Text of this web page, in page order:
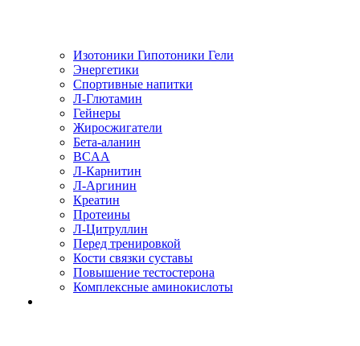
Изотоники Гипотоники Гели
Энергетики
Спортивные напитки
Л-Глютамин
Гейнеры
Жиросжигатели
Бета-аланин
BCAA
Л-Карнитин
Л-Аргинин
Креатин
Протеины
Л-Цитруллин
Перед тренировкой
Кости связки суставы
Повышение тестостерона
Комплексные аминокислоты